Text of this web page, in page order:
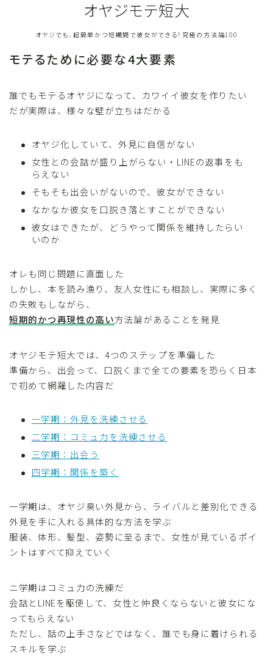
オヤジモテ短大
オヤジでも、超簡単かつ短期間で彼女ができる！究極の方法論100
モテるために必要な4大要素
誰でもモテるオヤジになって、カワイイ彼女を作りたい
だが実際は、様々な壁が立ちはだかる
オヤジ化していて、外見に自信がない
女性との会話が盛り上がらない・LINEの返事をも
らえない
そもそも出会いがないので、彼女ができない
なかなか彼女を口説き落とすことができない
彼女はできたが、どうやって関係を維持したらい
いのか
オレも同じ問題に直面した
しかし、本を読み漁り、友人女性にも相談し、実際に多く
の失敗もしながら、
短期的かつ再現性の高い方法論があることを発見
オヤジモテ短大では、4つのステップを準備した
準備から、出会って、口説くまで全ての要素を恐らく日本
で初めて網羅した内容だ
一学期：外見を洗練させる
二学期：コミュ力を洗練させる
三学期：出会う
四学期：関係を築く
一学期は、オヤジ臭い外見から、ライバルと差別化できる
外見を手に入れる具体的な方法を学ぶ
服装、体形、髪型、姿勢に至るまで、女性が見ているポイ
ントはすべて抑えていく
ニ学期はコミュ力の洗練だ
会話とLINEを駆使して、女性と仲良くならないと彼女にな
ってもらえない
ただし、話の上手さなどではなく、誰でも身に着けられる
スキルを学ぶ